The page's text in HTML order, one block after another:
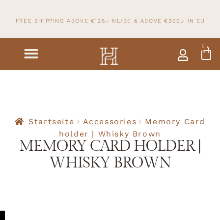
FREE SHIPPING ABOVE €125,- NL/BE & ABOVE €300,- IN EU
0
Startseite Accessories
Memory Card
holder | Whisky Brown
MEMORY CARD HOLDER |
WHISKY BROWN